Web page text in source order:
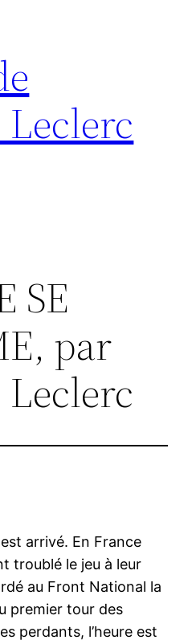
SE
par
arrivé. En France
troublé le jeu à leur
au Front National la
premier tour des
perdants, l’heure est